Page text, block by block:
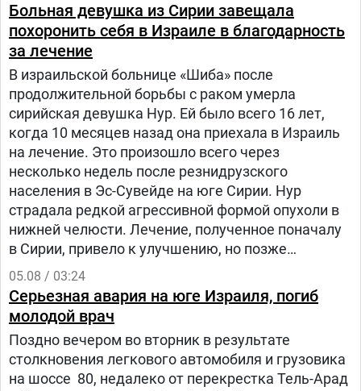
Больная девушка из Сирии завещала
похоронить себя в Израиле в благодарность
за лечение
В израильской больнице «Шиба» после
продолжительной борьбы с раком умерла
сирийская девушка Нур. Ей было всего 16 лет,
когда 10 месяцев назад она приехала в Израиль
на лечение. Это произошло всего через
несколько недель после резнидрузского
населения в Эс-Сувейде на юге Сирии. Нур
страдала редкой агрессивной формой опухоли в
нижней челюсти. Лечение, полученное поначалу
в Сирии, привело к улучшению, но позже
произошел рецидив болезни. Нур попала на
лечение в «Шибу» в рамках гуманитарного
проекта «Шевет-ахим» («Кровные братья).
05.08 / 03:24
Серьезная авария на юге Израиля, погиб
молодой врач
Поздно вечером во вторник в результате
столкновения легкового автомобиля и грузовика
на шоссе 80, недалеко от перекрестка Тель-Арад